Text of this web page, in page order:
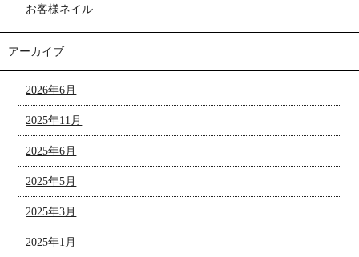
お客様ネイル
アーカイブ
2026年6月
2025年11月
2025年6月
2025年5月
2025年3月
2025年1月